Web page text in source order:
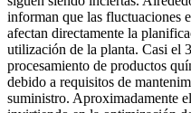
informan que las fluctuaciones
afectan directamente la
utilización de la planta. Casi el
procesamiento de productos
debido a requisitos de
suministro. Aproximadamente